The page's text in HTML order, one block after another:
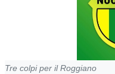
Tre colpi per il Roggiano